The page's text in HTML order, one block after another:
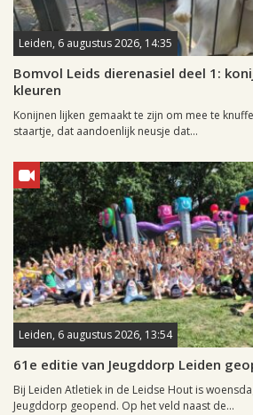
Leiden, 6 augustus 2026, 14:35
Bomvol Leids dierenasiel deel 1:
kleuren
Konijnen lijken gemaakt te zijn om mee te
staartje, dat aandoenlijk neusje dat...
Leiden, 6 augustus 2026, 13:54
61e editie van Jeugddorp Leiden
Bij Leiden Atletiek in de Leidse Hout is
Jeugddorp geopend. Op het veld naast de...